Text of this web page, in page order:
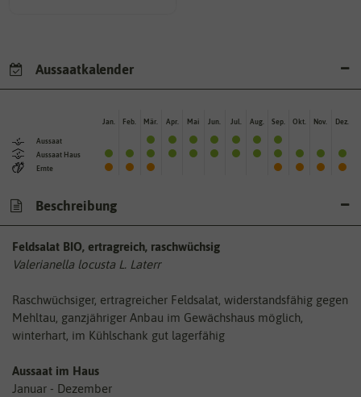
Aussaatkalender
Aussaat
Aussaat Haus
Ernte
Jan. Feb. Mär. Apr. Mai Jun. Jul. Aug. Sep. Okt. Nov. Dez.
Beschreibung
Feldsalat BIO, ertragreich, raschwüchsig
Valerianella locusta L. Laterr
Raschwüchsiger, ertragreicher Feldsalat, widerstandsfähig gegen
Mehltau, ganzjähriger Anbau im Gewächshaus möglich,
winterhart, im Kühlschank gut lagerfähig
Aussaat im Haus
Januar - Dezember